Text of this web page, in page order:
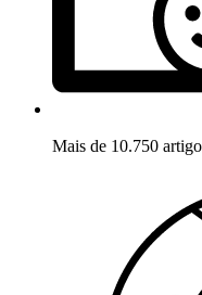
Mais de 10.750